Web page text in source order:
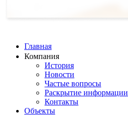
Главная
Компания
История
Новости
Частые вопросы
Раскрытие информации
Контакты
Объекты